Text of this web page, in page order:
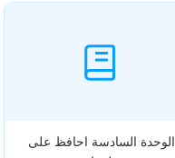
الوحدة السادسة احافظ على